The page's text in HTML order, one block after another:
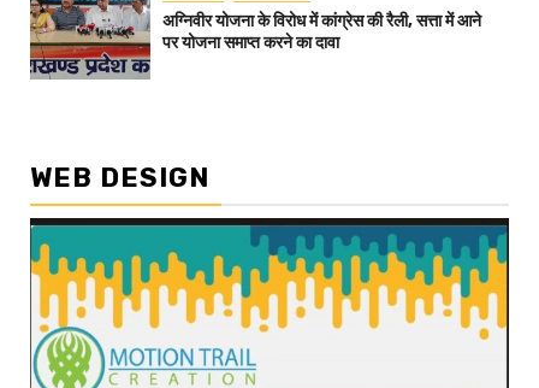
अग्निवीर योजना के विरोध में कांग्रेस की रैली, सत्ता में आने
पर योजना समाप्त करने का दावा
WEB DESIGN